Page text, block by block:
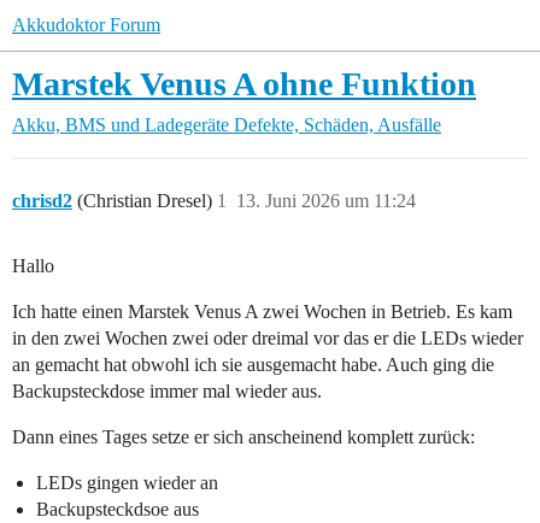
Akkudoktor Forum
Marstek Venus A ohne Funktion
Akku, BMS und Ladegeräte Defekte, Schäden, Ausfälle
chrisd2 (Christian Dresel) 13. Juni 2026 um 11:24
1
Hallo
Ich hatte einen Marstek Venus A zwei Wochen in Betrieb. Es kam
in den zwei Wochen zwei oder dreimal vor das er die LEDs wieder
an gemacht hat obwohl ich sie ausgemacht habe. Auch ging die
Backupsteckdose immer mal wieder aus.
Dann eines Tages setze er sich anscheinend komplett zurück:
LEDs gingen wieder an
Backupsteckdsoe aus